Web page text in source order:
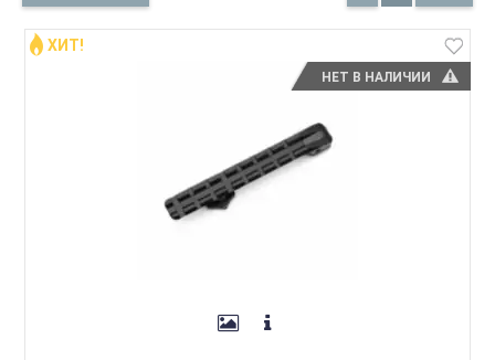
НЕТ В НАЛИЧИИ
ХИТ!